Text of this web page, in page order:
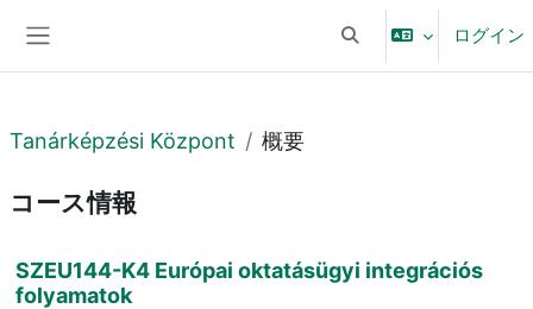
検索入力に切り替える
ログイン
Tanárképzési Központ 概要
コース情報
SZEU144-K4 Európai oktatásügyi integrációs
folyamatok